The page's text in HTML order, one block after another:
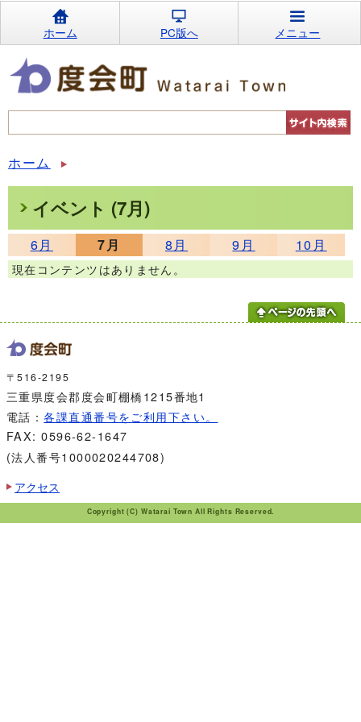
ホーム PC版へ メニュー
ホーム
イベント (7月)
6月 7月 8月 9月 10月
現在コンテンツはありません。
〒516-2195
三重県度会郡度会町棚橋1215番地1
電話：各課直通番号をご利用下さい。
FAX: 0596-62-1647
(法人番号1000020244708)
アクセス
Copyright (C) Watarai Town All Rights Reserved.